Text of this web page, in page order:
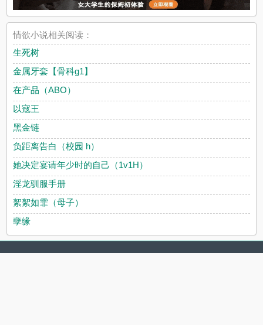
情欲小说相关阅读：
生死树
金属牙套【骨科g1】
在产品（ABO）
以寇王
黑金链
负距离告白（校园 h）
她决定宴请年少时的自己（1v1H）
淫龙驯服手册
絮絮如霏（母子）
孽缘